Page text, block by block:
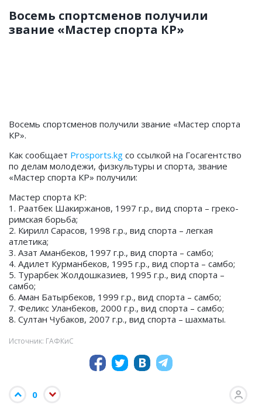
Восемь спортсменов получили
звание «Мастер спорта КР»
Восемь спортсменов получили звание «Мастер спорта
КР».
Как сообщает Prosports.kg со ссылкой на Госагентство
по делам молодежи, физкультуры и спорта, звание
«Мастер спорта КР» получили:
Мастер спорта КР:
1. Раатбек Шакиржанов, 1997 г.р., вид спорта – греко-
римская борьба;
2. Кирилл Сарасов, 1998 г.р., вид спорта – легкая
атлетика;
3. Азат Аманбеков, 1997 г.р., вид спорта – самбо;
4. Адилет Курманбеков, 1995 г.р., вид спорта – самбо;
5. Турарбек Жолдошказиев, 1995 г.р., вид спорта –
самбо;
6. Аман Батырбеков, 1999 г.р., вид спорта – самбо;
7. Феликс Уланбеков, 2000 г.р., вид спорта – самбо;
8. Султан Чубаков, 2007 г.р., вид спорта – шахматы.
Источник: ГАФКиС
0